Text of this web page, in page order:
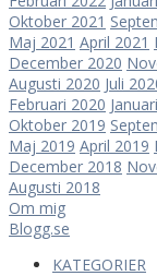
Oktober 2021
Maj 2021 April 2021
December 2020
Augusti 2020 Juli
Februari 2020
Oktober 2019
Maj 2019 April 2019
December 2018
Augusti 2018
Om mig
Blogg.se
KATEGORIER